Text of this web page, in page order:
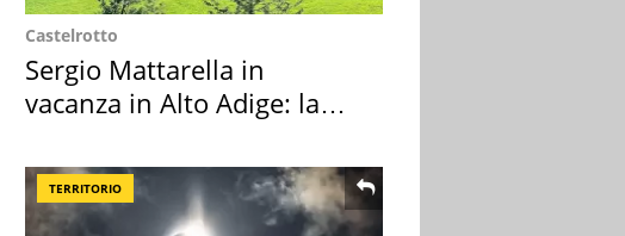
Castelrotto
Sergio Mattarella in
vacanza in Alto Adige: la
TERRITORIO